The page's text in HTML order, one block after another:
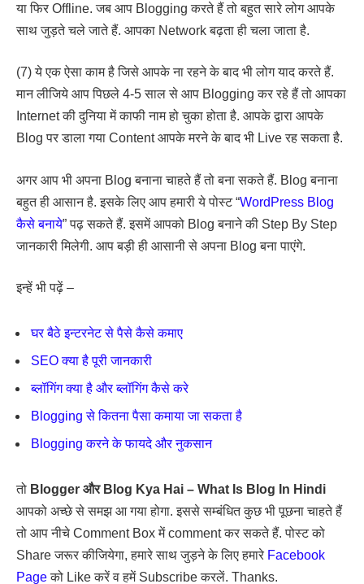
या फिर Offline. जब आप Blogging करते हैं तो बहुत सारे लोग आपके
साथ जुड़ते चले जाते हैं. आपका Network बढ़ता ही चला जाता है.
(7) ये एक ऐसा काम है जिसे आपके ना रहने के बाद भी लोग याद करते हैं.
मान लीजिये आप पिछले 4-5 साल से आप Blogging कर रहे हैं तो आपका
Internet की दुनिया में काफी नाम हो चुका होता है. आपके द्वारा आपके
Blog पर डाला गया Content आपके मरने के बाद भी Live रह सकता है.
अगर आप भी अपना Blog बनाना चाहते हैं तो बना सकते हैं. Blog बनाना
बहुत ही आसान है. इसके लिए आप हमारी ये पोस्ट “WordPress Blog
कैसे बनाये” पढ़ सकते हैं. इसमें आपको Blog बनाने की Step By Step
जानकारी मिलेगी. आप बड़ी ही आसानी से अपना Blog बना पाएंगे.
इन्हें भी पढ़ें –
घर बैठे इन्टरनेट से पैसे कैसे कमाए
SEO क्या है पूरी जानकारी
ब्लॉगिंग क्या है और ब्लॉगिंग कैसे करे
Blogging से कितना पैसा कमाया जा सकता है
Blogging करने के फायदे और नुकसान
तो Blogger और Blog Kya Hai – What Is Blog In Hindi
आपको अच्छे से समझ आ गया होगा. इससे सम्बंधित कुछ भी पूछना चाहते हैं
तो आप नीचे Comment Box में comment कर सकते हैं. पोस्ट को
Share जरूर कीजियेगा, हमारे साथ जुड़ने के लिए हमारे Facebook
Pageको Like करें व हमें Subscribe करलें. Thanks.